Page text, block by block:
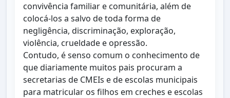
convivência familiar e comunitária, além de
colocá-los a salvo de toda forma de
negligência, discriminação, exploração,
violência, crueldade e opressão.
Contudo, é senso comum o conhecimento de
que diariamente muitos pais procuram a
secretarias de CMEIs e de escolas municipais
para matricular os filhos em creches e escolas